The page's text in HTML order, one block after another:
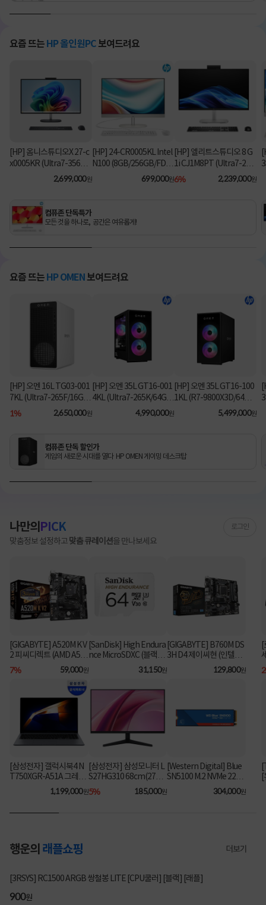
요즘 뜨는 HP 올인원PC 보여드려요
[HP] 옴니스튜디오X 27-c
x0005KR (Ultra7-356H/
16GB/1TB/Win11Hom
2,699,000원
[HP] 24-CR0005KL Intel
N100 (8GB/256GB/FD)
[기본제품]
699,000원
[HP] 엘리트스튜디오 8 G
1i CJ1M8PT (Ultra7-26
5/8GB/512GB/Win11Pr
6% 2,239,000원
컴퓨존 단독특가
모든 것을 하나로, 공간은 여유롭게!
요즘 뜨는 HP OMEN 보여드려요
[HP] 오멘 16L TG03-001
7KL (Ultra7-265F/16GB/
1TB/RX9060XT/FD) [기
1% 2,650,000원
[HP] 오멘 35L GT16-001
4KL (Ultra7-265K/64GB/
2TB/RTX5070Ti/FD) 3
쿠폰★
4,990,000원
[HP] 오멘 35L GT16-100
1KL (R7-9800X3D/64G
B/1TB/RTX5080/FD) [기
5,499,000원
컴퓨존 단독 할인가
게임의 새로운 시대를 열다 HP OMEN 게이밍 데스크탑
나만의 PICK 로그인
맞춤정보 설정하고맞춤 큐레이션을 만나보세요
[GIGABYTE] A520M K V
2 피씨디렉트 (AMD A52
0/M-ATX) ⚡플래티넘 특
7% 59,000원
[SanDisk] High Endura
nce MicroSDXC (블랙박
스&CCTV전용) 64GB
[어댑터포함] [SDSQQN
31,150원
[GIGABYTE] B760M DS
3H D4 제이씨현 (인텔B7
129,800원
[삼성전자] 갤럭시북4 N
T750XGR-A51A 그레이
(i5-1335U/16GB/256G
B/FD) [기본제품] [최대
1,199,000원
[삼성전자] 삼성모니터 L
S27HG310 68cm(27인
치) FHD IPS 144Hz 사무
용 ▶ LS27F322 후속 모
5% 185,000원
[Western Digital] Blue
SN5100 M.2 NVMe 2280
[1TB] ▶ SN5000 후속
304,000원
행운의 래플쇼핑 더보기
200원
2852명 참여
[3RSYS] RC1500 ARGB 쌍철봉 LITE [CPU쿨러] [블랙] [래플]
900원
200원
900원